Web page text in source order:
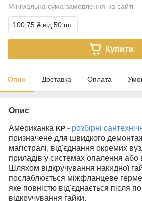
Мінімальна сума замовлення на сайті
100,75 ₴ від 50 шт.
Купити
Опис Доставка Оплата
Опис
Американка KP - розбірні
призначене для швидкого
магістралі, від'єднання окремих
приладів у системах опалення або
Шляхом відкручування накидної
послаблюється міжфланцеве
яке повністю від'єднається після
відкручування гайки.